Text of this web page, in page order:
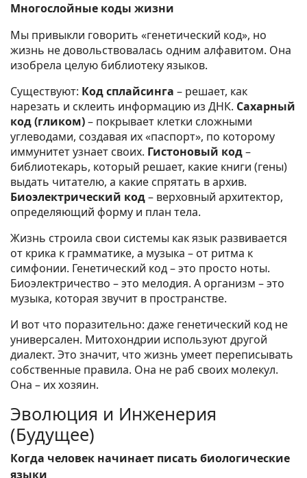
Многослойные коды жизни
Мы привыкли говорить «генетический код», но
жизнь не довольствовалась одним алфавитом. Она
изобрела целую библиотеку языков.
Существуют: Код сплайсинга – решает, как
нарезать и склеить информацию из ДНК. Сахарный
код (гликом)– покрывает клетки сложными
углеводами, создавая их «паспорт», по которому
иммунитет узнает своих. Гистоновый код–
библиотекарь, который решает, какие книги (гены)
выдать читателю, а какие спрятать в архив.
Биоэлектрический код– верховный архитектор,
определяющий форму и план тела.
Жизнь строила свои системы как язык развивается
от крика к грамматике, а музыка – от ритма к
симфонии. Генетический код – это просто ноты.
Биоэлектричество – это мелодия. А организм – это
музыка, которая звучит в пространстве.
И вот что поразительно: даже генетический код не
универсален. Митохондрии используют другой
диалект. Это значит, что жизнь умеет переписывать
собственные правила. Она не раб своих молекул.
Она – их хозяин.
Эволюция и Инженерия
(Будущее)
Когда человек начинает писать биологические
языки